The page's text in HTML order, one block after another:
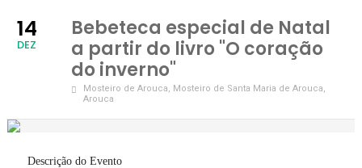
14
DEZ
Bebeteca especial de Natal
a partir do livro "O coração
do inverno"
Mosteiro de Arouca, Mosteiro de Santa Maria de Arouca,
Arouca
Descrição do Evento